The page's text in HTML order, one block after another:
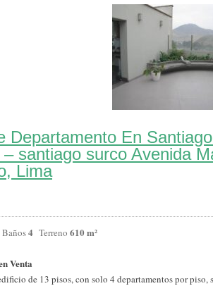
Departamento En
– santiago surco Avenida
Lima
Baños4 Terreno 610 m²
Venta
de 13 pisos, con solo 4 departamentos por piso,